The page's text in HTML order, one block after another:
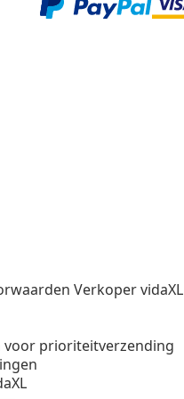
Verkoper vidaXL
voor prioriteitverzending